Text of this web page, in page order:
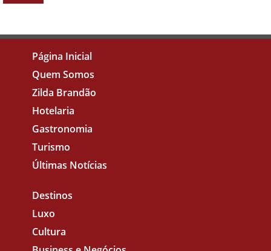
Página Inicial
Quem Somos
Zilda Brandão
Hotelaria
Gastronomia
Turismo
Últimas Notícias
Destinos
Luxo
Cultura